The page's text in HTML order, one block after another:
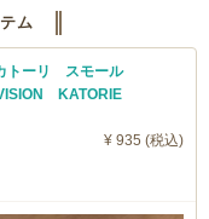
ム
ーリ スモール
KATORIE
¥ 935 (税込)